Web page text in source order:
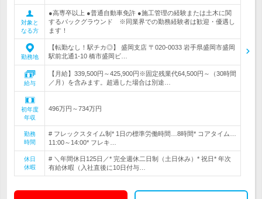
対象と
なる方
●高専卒以上 ●普通自動車免許 ●施工管理の経験または土木に関
するバックグラウンド ※同業界での勤務経験者は歓迎・優遇し
ます！
勤務地
【転勤なし！駅チカ◎】 盛岡支店 〒020-0033 岩手県盛岡市盛岡
駅前北通1-10 橋市盛岡ビ…
給与
【月給】339,500円～425,900円※固定残業代64,500円～（30時間
／月）を含みます。超過した場合は別途…
初年度
年収
496万円～734万円
勤務
時間
# フレックスタイム制* 1日の標準労働時間…8時間* コアタイム…
11:00～14:00* フレキ…
休日
休暇
# ＼年間休日125日／* 完全週休二日制（土日休み）* 祝日* 年次
有給休暇（入社直後に10日付与…